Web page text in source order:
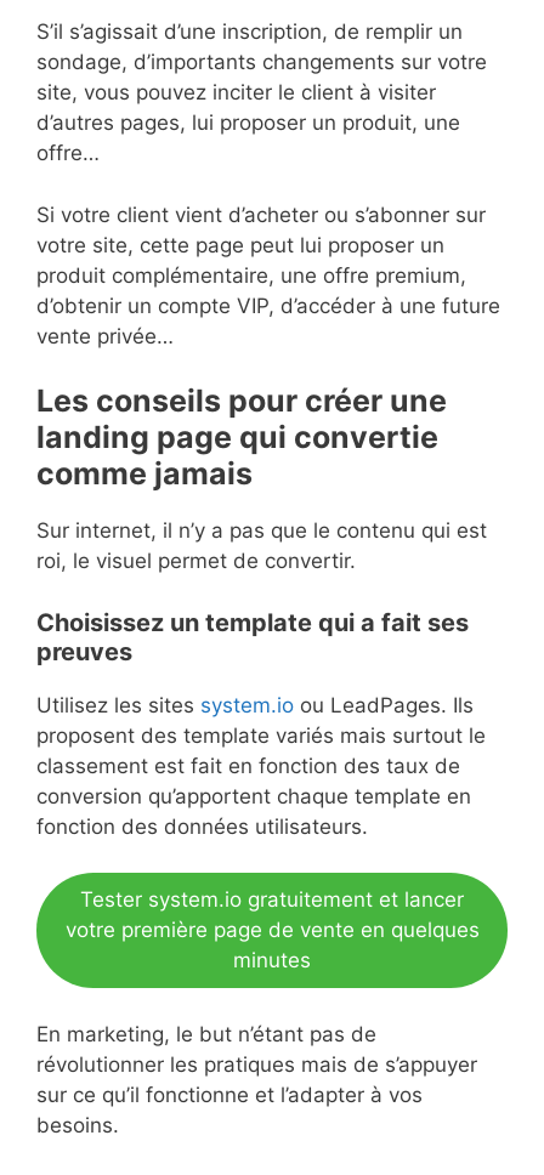
S’il s’agissait d’une inscription, de remplir un
sondage, d’importants changements sur votre
site, vous pouvez inciter le client à visiter
d’autres pages, lui proposer un produit, une
offre…
Si votre client vient d’acheter ou s’abonner sur
votre site, cette page peut lui proposer un
produit complémentaire, une offre premium,
d’obtenir un compte VIP, d’accéder à une future
vente privée…
Les conseils pour créer une
landing page qui convertie
comme jamais
Sur internet, il n’y a pas que le contenu qui est
roi, le visuel permet de convertir.
Choisissez un template qui a fait ses
preuves
Utilisez les sites system.io ou LeadPages. Ils
proposent des template variés mais surtout le
classement est fait en fonction des taux de
conversion qu’apportent chaque template en
fonction des données utilisateurs.
Tester system.io gratuitement et lancer
votre première page de vente en quelques
minutes
En marketing, le but n’étant pas de
révolutionner les pratiques mais de s’appuyer
sur ce qu’il fonctionne et l’adapter à vos
besoins.